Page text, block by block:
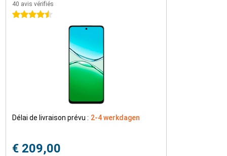
40 avis vérifiés
4.5 étoiles
Délai de livraison prévu : 2-4 werkdagen
€ 209,00